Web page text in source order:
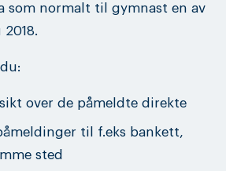
som normalt til gymnast en av
over de påmeldte direkte
til f.eks bankett,
sted